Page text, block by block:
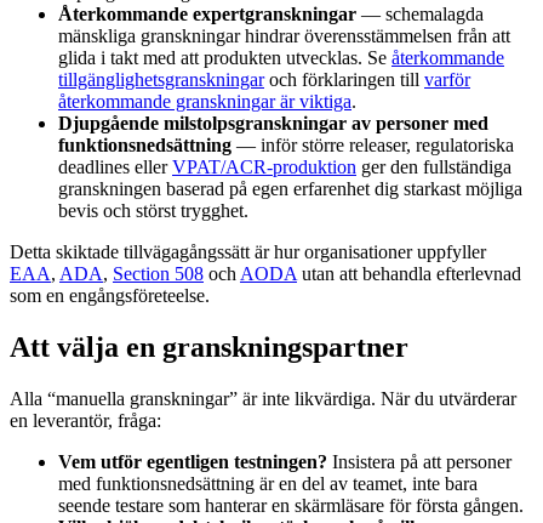
Återkommande expertgranskningar — schemalagda
mänskliga granskningar hindrar överensstämmelsen från att
glida i takt med att produkten utvecklas. Se återkommande
tillgänglighetsgranskningaroch förklaringen till varför
återkommande granskningar är viktiga.
Djupgående milstolpsgranskningar av personer med
funktionsnedsättning — inför större releaser, regulatoriska
deadlines ellerVPAT/ACR-produktion ger den fullständiga
granskningen baserad på egen erfarenhet dig starkast möjliga
bevis och störst trygghet.
Detta skiktade tillvägagångssätt är hur organisationer uppfyller
EAA, ADA, Section 508 och AODA utan att behandla efterlevnad
som en engångsföreteelse.
Att välja en granskningspartner
Alla “manuella granskningar” är inte likvärdiga. När du utvärderar
en leverantör, fråga:
Vem utför egentligen testningen? Insistera på att personer
med funktionsnedsättning är en del av teamet, inte bara
seende testare som hanterar en skärmläsare för första gången.